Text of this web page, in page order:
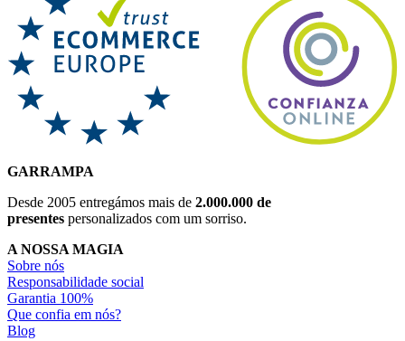
GARRAMPA
Desde 2005 entregámos mais de 2.000.000 de
presentes personalizados com um sorriso.
A NOSSA MAGIA
Sobre nós
Responsabilidade social
Garantia 100%
Que confia em nós?
Blog